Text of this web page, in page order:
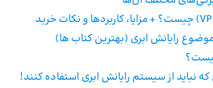
رایانش ابری (بهترین کتاب ها)
نباید از سیستم رایانش ابری استفاده کنند!